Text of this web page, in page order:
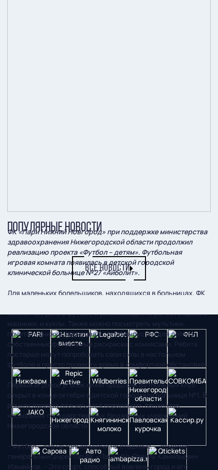
ФК «Пари Нижний Новгород» при поддержке министерства
здравоохранения Нижегородской области продолжил
реализацию проекта «Футбол – детям». Футбольная
игровая комната появилась в детской городской
клинической больнице №27 «Айболит».
Для маленьких болельщиков, находящихся в больницах, ФК
можно поиграть в футбол, в развивающие игры, есть здесь и
машинки, и куклы. Также можно посмотреть мультики,
почитать книжку, порисовать. Клуб выпустил для детей и
собственные футбольные раскраски с комиксами. Ребята
постарше могут попробовать свои силы в настольном
футболе и просто провести время в комфортной обстановке.
Первый игровой уголок нижегородский футбольный клуб
открыл в конце октября в детской городской больнице №1. В
рамках проекта планируется порадовать пациентов
нескольких государственных бюджетных учреждений
Нижегородской области.
– Футбол – это не только матчи на стадионе,– отметил
генеральный директор ФК «Пари НН» Равиль Камильевич
Измайлов. – Это спорт, способный вовлечь город и его
ПОПУЛЯРНЫЕ НОВОСТИ
ВСЕ НОВОСТИ